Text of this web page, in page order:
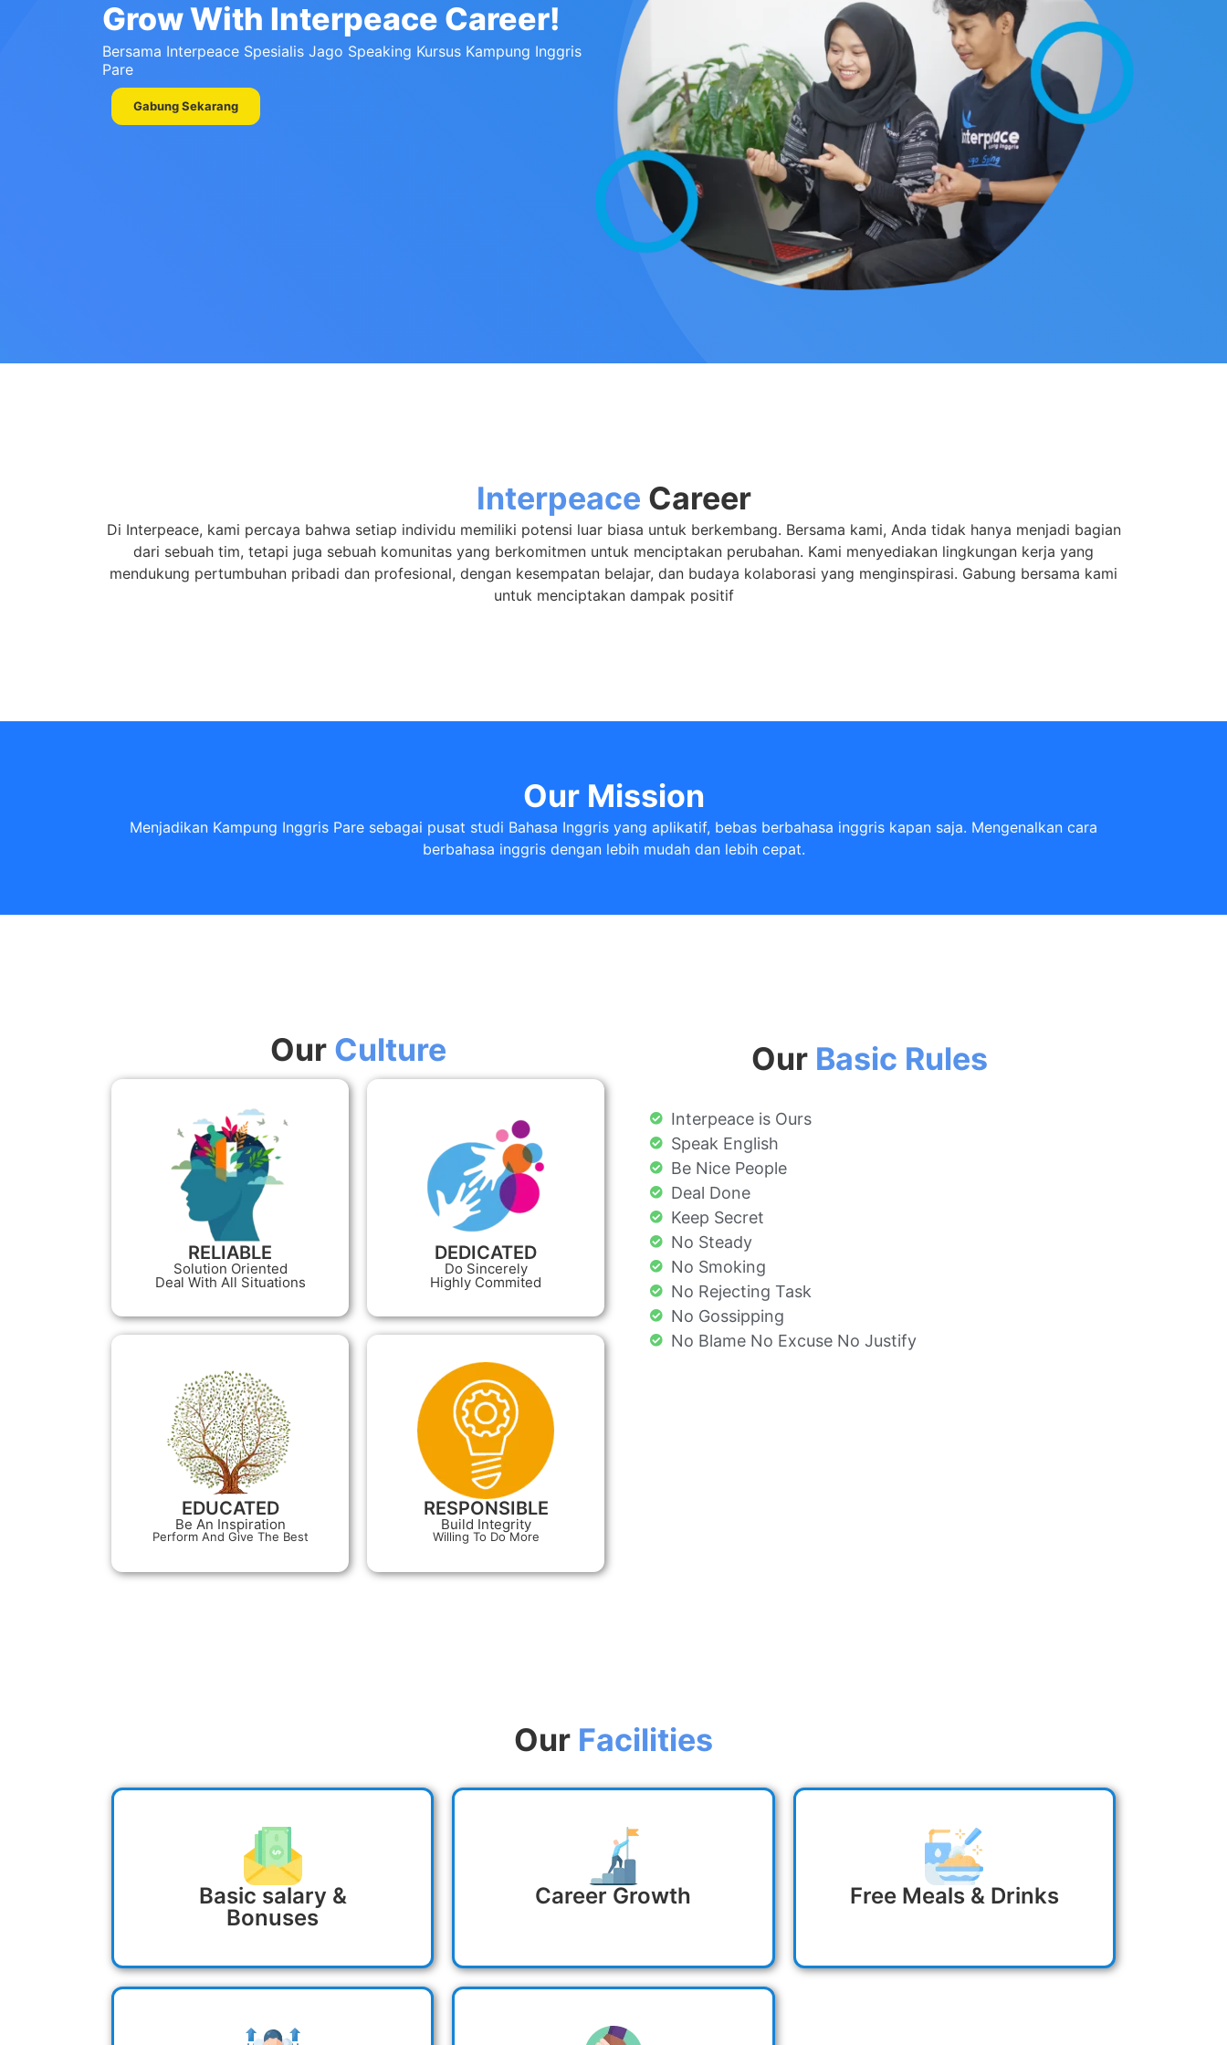
Grow With Interpeace Career!
Bersama Interpeace Spesialis Jago Speaking Kursus Kampung Inggris
Pare
Gabung Sekarang
Interpeace Career
Di Interpeace, kami percaya bahwa setiap individu memiliki potensi luar biasa untuk berkembang. Bersama kami, Anda tidak hanya menjadi bagian
dari sebuah tim, tetapi juga sebuah komunitas yang berkomitmen untuk menciptakan perubahan. Kami menyediakan lingkungan kerja yang
mendukung pertumbuhan pribadi dan profesional, dengan kesempatan belajar, dan budaya kolaborasi yang menginspirasi. Gabung bersama kami
untuk menciptakan dampak positif
Our Mission
Menjadikan Kampung Inggris Pare sebagai pusat studi Bahasa Inggris yang aplikatif, bebas berbahasa inggris kapan saja. Mengenalkan cara
berbahasa inggris dengan lebih mudah dan lebih cepat.​
Our Culture
RELIABLE
Solution Oriented
Deal With All Situations
DEDICATED
Do Sincerely
Highly Commited
EDUCATED
Be An Inspiration
Perform And Give The Best
RESPONSIBLE
Build Integrity
Willing To Do More
Our Basic Rules
Interpeace is Ours
Speak English
Be Nice People
Deal Done
Keep Secret
No Steady
No Smoking
No Rejecting Task
No Gossipping
No Blame No Excuse No Justify
Our Facilities
Basic salary &
Bonuses
Career Growth Free Meals & Drinks